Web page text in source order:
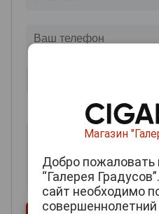
Магазин
Добро пожаловать
“Галерея
сайт необходимо
совершеннолетний